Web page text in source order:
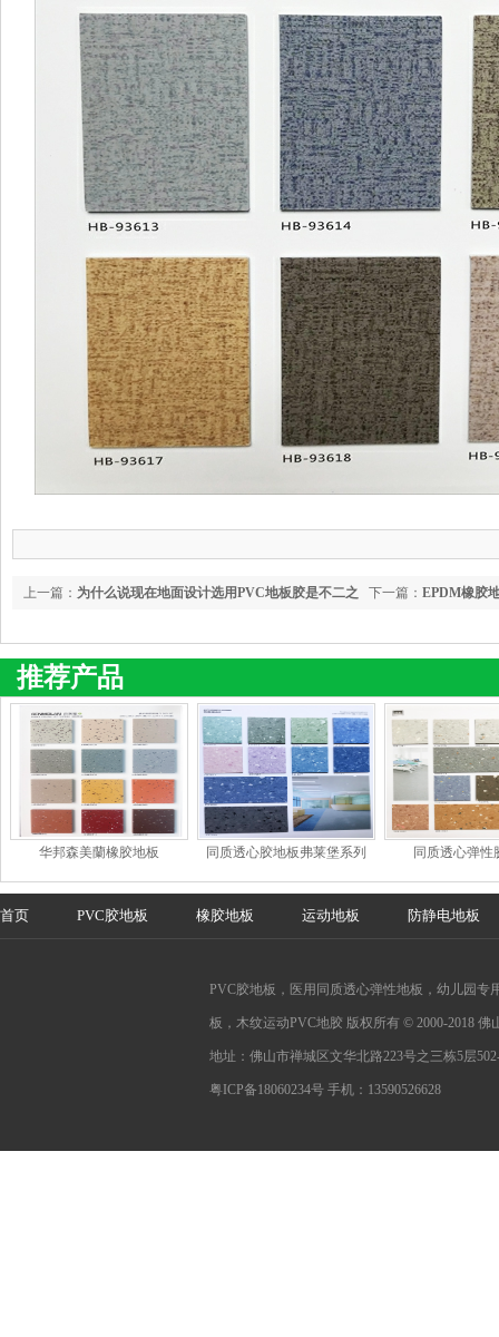
下一篇： EPDM橡胶
上一篇： 为什么说现在地面设计选用PVC地板胶是不二之
推荐产品
华邦森美蘭橡胶地板 同质透心胶地板弗莱堡系列 同质透心弹性
首页 PVC胶地板 橡胶地板 运动地板 防静电地板
PVC胶地板，医用同质透心弹性地板，幼儿园专
板，木纹运动PVC地胶 版权所有 © 2000-2018
地址：佛山市禅城区文华北路223号之三栋5层
粤ICP备18060234号 手机：13590526628